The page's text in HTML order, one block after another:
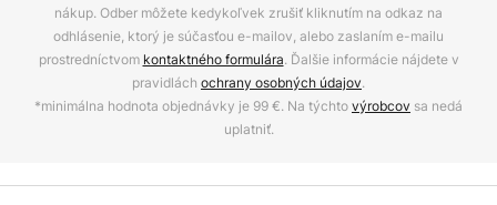
nákup. Odber môžete kedykoľvek zrušiť kliknutím na odkaz na
odhlásenie, ktorý je súčasťou e-mailov, alebo zaslaním e-mailu
prostredníctvom kontaktného formulára. Ďalšie informácie nájdete v
pravidlách ochrany osobných údajov.
*minimálna hodnota objednávky je 99 €. Na týchtovýrobcov sa nedá
uplatniť.